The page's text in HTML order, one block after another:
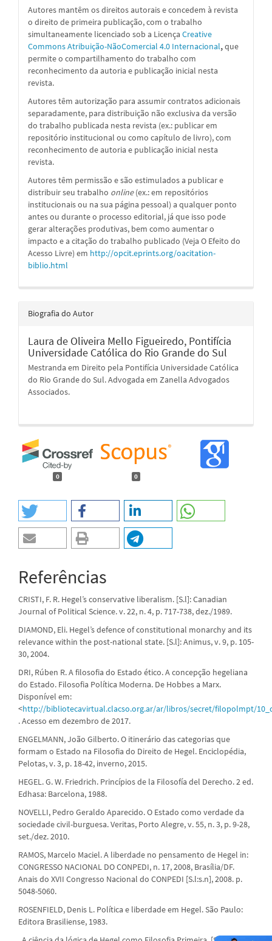
Autores mantêm os direitos autorais e concedem à revista
o direito de primeira publicação, com o trabalho
simultaneamente licenciado sob a Licença Creative
Commons Atribuição-NãoComercial 4.0 Internacional,que
permite o compartilhamento do trabalho com
reconhecimento da autoria e publicação inicial nesta
revista.
Autores têm autorização para assumir contratos adicionais
separadamente, para distribuição não exclusiva da versão
do trabalho publicada nesta revista (ex.: publicar em
repositório institucional ou como capítulo de livro), com
reconhecimento de autoria e publicação inicial nesta
revista.
Autores têm permissão e são estimulados a publicar e
distribuir seu trabalho online(ex.: em repositórios
institucionais ou na sua página pessoal) a qualquer ponto
antes ou durante o processo editorial, já que isso pode
gerar alterações produtivas, bem como aumentar o
impacto e a citação do trabalho publicado (Veja O Efeito do
Acesso Livre) em http://opcit.eprints.org/oacitation-
biblio.html
Biografia do Autor
Laura de Oliveira Mello Figueiredo, Pontifícia
Universidade Católica do Rio Grande do Sul
Mestranda em Direito pela Pontifícia Universidade Católica
do Rio Grande do Sul. Advogada em Zanella Advogados
Associados.
0 0
Referências
CRISTI, F. R. Hegel’s conservative liberalism. [S.l]: Canadian
Journal of Political Science. v. 22, n. 4, p. 717-738, dez./1989.
DIAMOND, Eli. Hegel’s defence of constitutional monarchy and its
relevance within the post-national state. [S.l]: Animus, v. 9, p. 105-
30, 2004.
DRI, Rúben R. A filosofia do Estado ético. A concepção hegeliana
do Estado. Filosofia Política Moderna. De Hobbes a Marx.
Disponível em:
<http://bibliotecavirtual.clacso.org.ar/ar/libros/secret/filopolmpt/
. Acesso em dezembro de 2017.
ENGELMANN, João Gilberto. O itinerário das categorias que
formam o Estado na Filosofia do Direito de Hegel. Enciclopédia,
Pelotas, v. 3, p. 18-42, inverno, 2015.
HEGEL. G. W. Friedrich. Princípios de la Filosofía del Derecho. 2 ed.
Edhasa: Barcelona, 1988.
NOVELLI, Pedro Geraldo Aparecido. O Estado como verdade da
sociedade civil-burguesa. Veritas, Porto Alegre, v. 55, n. 3, p. 9-28,
set./dez. 2010.
RAMOS, Marcelo Maciel. A liberdade no pensamento de Hegel in:
CONGRESSO NACIONAL DO CONPEDI, n. 17, 2008, Brasília/DF.
Anais do XVII Congresso Nacional do CONPEDI [S.l:s.n], 2008. p.
5048-5060.
ROSENFIELD, Denis L. Política e liberdade em Hegel. São Paulo:
Editora Brasiliense, 1983.